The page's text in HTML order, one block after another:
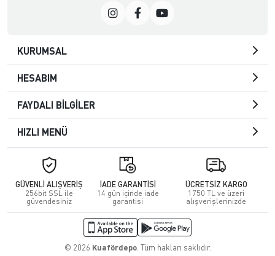
KURUMSAL
HESABIM
FAYDALI BİLGİLER
HIZLI MENÜ
GÜVENLİ ALIŞVERİŞ
256bit SSL ile
güvendesiniz
İADE GARANTİSİ
14 gün içinde iade
garantisi
ÜCRETSİZ KARGO
1750 TL ve üzeri
alışverişlerinizde
© 2026 Kuafördepo. Tüm hakları saklıdır.